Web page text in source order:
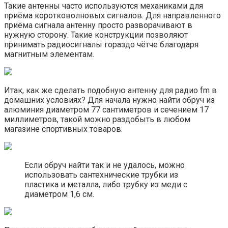
Такие антенны часто используются механиками для
приёма коротковолновых сигналов. Для направленного
приёма сигнала антенну просто разворачивают в
нужную сторону. Такие конструкции позволяют
принимать радиосигналы гораздо чётче благодаря
магнитным элементам.
Итак, как же сделать подобную антенну для радио fm в
домашних условиях? Для начала нужно найти обруч из
алюминия диаметром 77 сантиметров и сечением 17
миллиметров, такой можно раздобыть в любом
магазине спортивных товаров.
Если обруч найти так и не удалось, можно
использовать сантехнические трубки из
пластика и металла, либо трубку из меди с
диаметром 1,6 см.